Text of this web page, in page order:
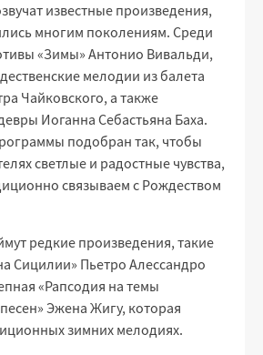
известные произведения,
многим поколениям. Среди
«Зимы» Антонио Вивальди,
мелодии из балета
Чайковского, а также
Иоганна Себастьяна Баха.
подобран так, чтобы
светлые и радостные чувства,
связываем с Рождеством
редкие произведения, такие
Сицилии» Пьетро Алессандро
«Рапсодия на темы
Эжена Жигу, которая
зимних мелодиях.